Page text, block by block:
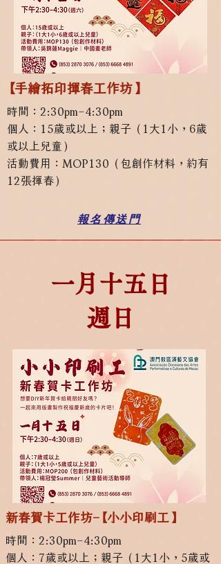
【手繪拓印揮春工作坊】
時間：2:30pm–4:30pm
個人：15歲或以上；親子（1大1小，6歲
或以上兒童）
活動費用：MOP130（包創作材料，約有
12張揮春）
報名傳送門
一月十五日
​週日
新春賀卡工作坊–【小小印刷工】
時間：2:30pm–4:30pm
個人：7歲或以上；親子（1大1小，5歲或